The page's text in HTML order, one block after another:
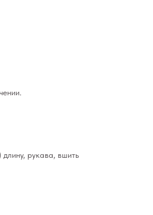
рукава, вшить